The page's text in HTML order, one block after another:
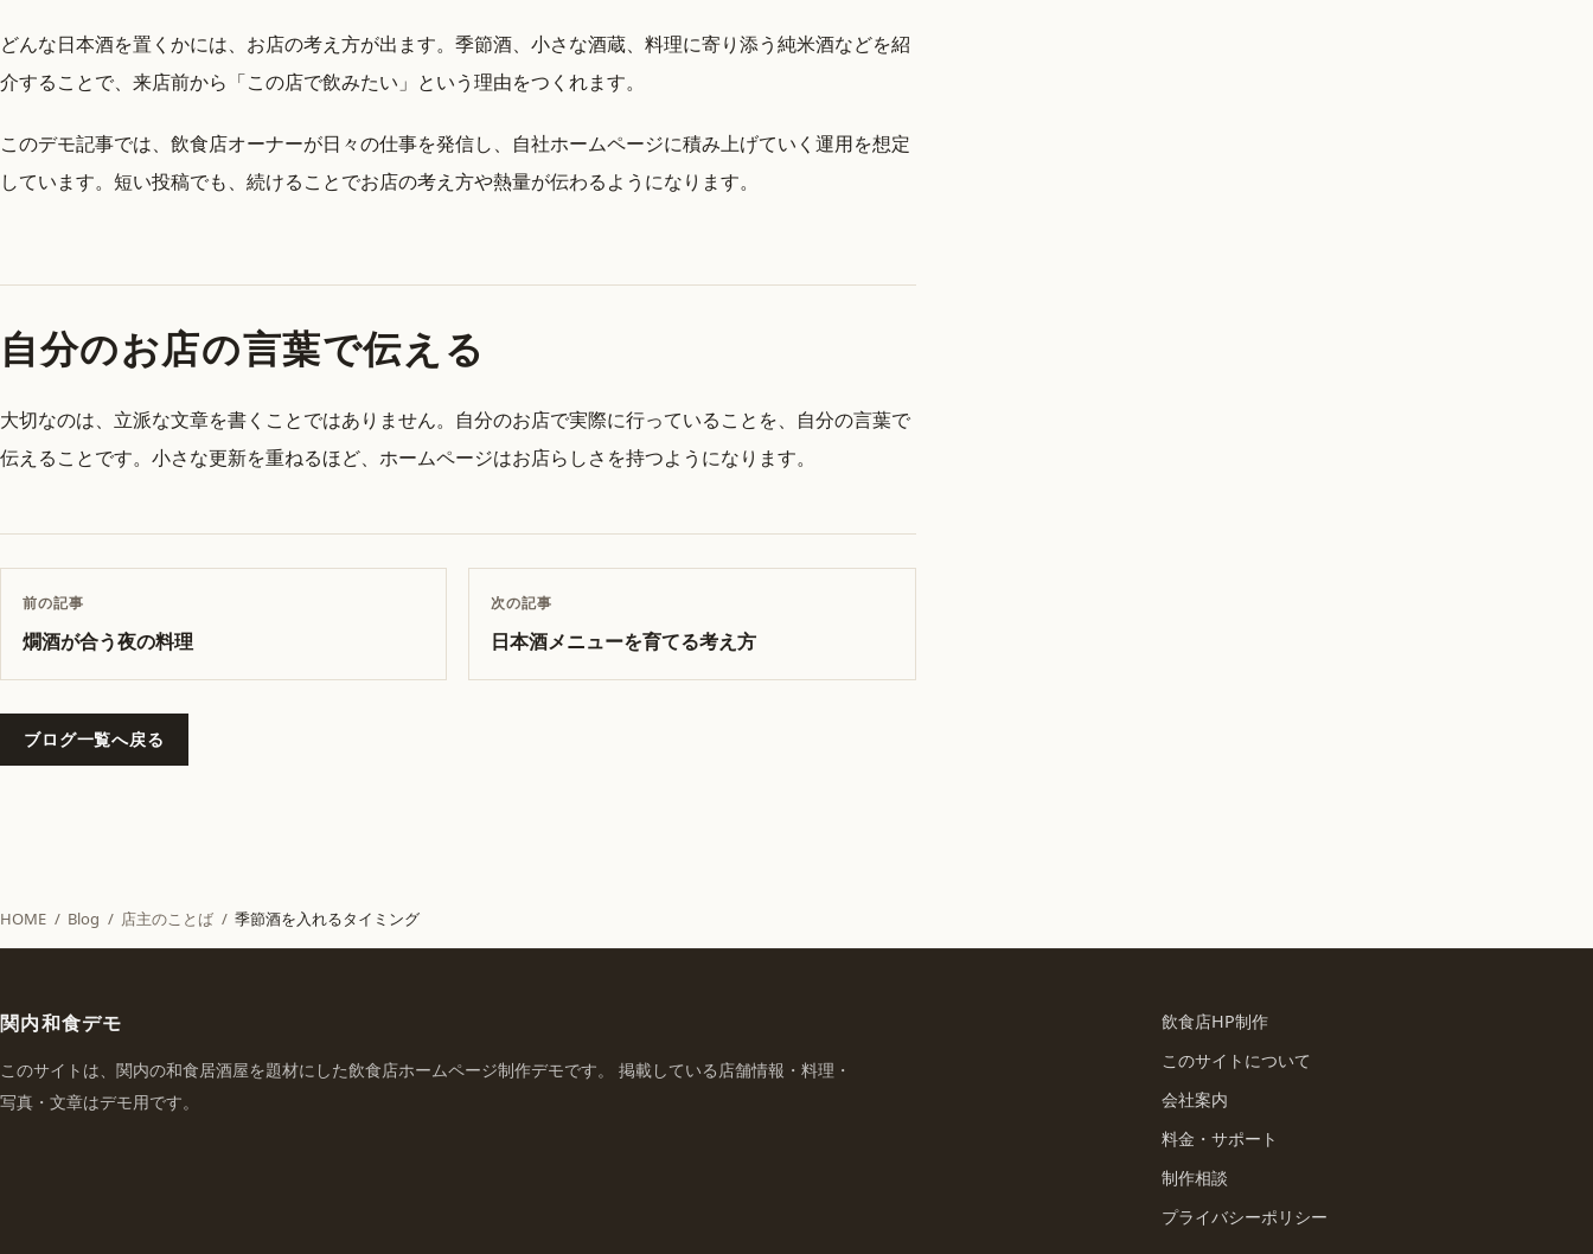
どんな日本酒を置くかには、お店の考え方が出ます。季節酒、小さな酒蔵、料理に寄り添う純米酒などを紹
介することで、来店前から「この店で飲みたい」という理由をつくれます。
このデモ記事では、飲食店オーナーが日々の仕事を発信し、自社ホームページに積み上げていく運用を想定
しています。短い投稿でも、続けることでお店の考え方や熱量が伝わるようになります。
自分のお店の言葉で伝える
大切なのは、立派な文章を書くことではありません。自分のお店で実際に行っていることを、自分の言葉で
伝えることです。小さな更新を重ねるほど、ホームページはお店らしさを持つようになります。
前の記事
燗酒が合う夜の料理
次の記事
日本酒メニューを育てる考え方
ブログ一覧へ戻る
HOME / Blog / 店主のことば / 季節酒を入れるタイミング
関内和食デモ
このサイトは、関内の和食居酒屋を題材にした飲食店ホームページ制作デモです。 掲載している店舗情報・料理・
写真・文章はデモ用です。
飲食店HP制作
このサイトについて
会社案内
料金・サポート
制作相談
プライバシーポリシー